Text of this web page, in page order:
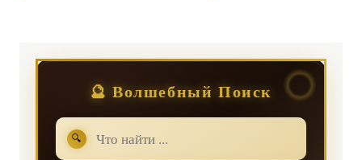
🔮 Волшебный Поиск
🔍